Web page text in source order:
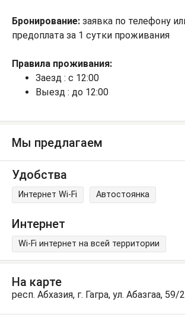
Бронирование: заявка по телефону
предоплата за 1 сутки проживания
Правила проживания:
Заезд : с 12:00
Выезд : до 12:00
Мы предлагаем
Удобства
Интернет Wi-Fi Автостоянка
Интернет
Wi-Fi интернет на всей территории
На карте
респ. Абхазия, г. Гагра, ул. Абазгаа, 59/2